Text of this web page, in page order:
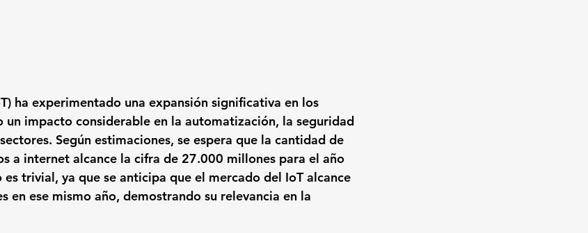
ha experimentado una expansión significativa en los
un impacto considerable en la automatización, la seguridad
Según estimaciones, se espera que la cantidad de
a internet alcance la cifra de 27.000 millones para el año
trivial, ya que se anticipa que el mercado del IoT alcance
en ese mismo año, demostrando su relevancia en la